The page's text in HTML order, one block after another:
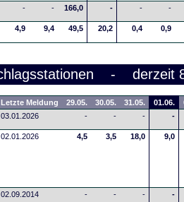
- - 166,0 - - -
4,9 9,4 49,5 20,2 0,4 0,9
- derzeit
Letzte Meldung 29.05. 30.05. 31.05. 01.06.
03.01.2026 - - - -
02.01.2026 4,5 3,5 18,0 9,0
02.09.2014 - - - -